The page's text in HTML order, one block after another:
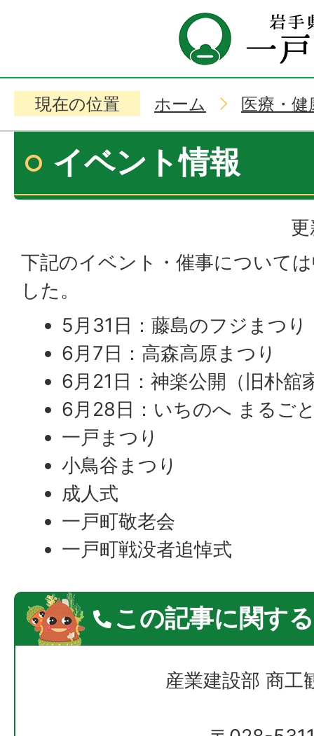
現在の位置 ホーム 医療・健
イベント情報
下記のイベント・催事について
した。
5月31日：藤島のフジまつり
6月7日：高森高原まつり
6月21日：神楽公開（旧朴舘
6月28日：いちのへ まるご
一戸まつり
小鳥谷まつり
成人式
一戸町敬老会
一戸町戦没者追悼式
この記事に関す
産業建設部 商工